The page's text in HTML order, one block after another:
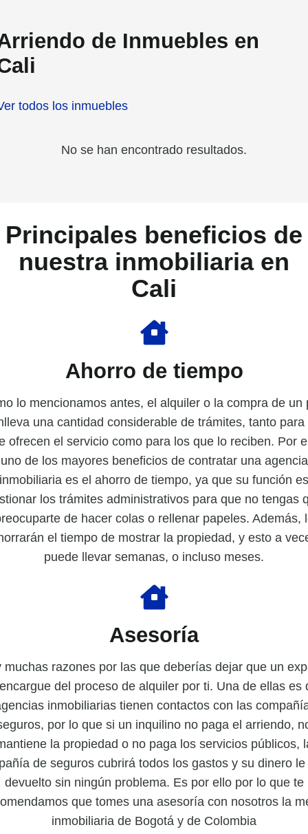
de Inmuebles en
todos los inmuebles
No se han encontrado resultados.
Principales beneficios de
nuestra inmobiliaria en
Cali
Ahorro de tiempo
lo mencionamos antes, el alquiler o la compra de un
una cantidad considerable de trámites, tanto para
ofrecen el servicio como para los que lo reciben. Por
uno de los mayores beneficios de contratar una agencia
inmobiliaria es el ahorro de tiempo, ya que su función es
los trámites administrativos para que no tengas
de hacer colas o rellenar papeles. Además,
el tiempo de mostrar la propiedad, y esto a
puede llevar semanas, o incluso meses.
Asesoría
muchas razones por las que deberías dejar que un
del proceso de alquiler por ti. Una de ellas es
inmobiliarias tienen contactos con las
por lo que si un inquilino no paga el arriendo,
la propiedad o no paga los servicios públicos,
de seguros cubrirá todos los gastos y su dinero le
devuelto sin ningún problema. Es por ello por lo que te
que tomes una asesoría con nosotros la
inmobiliaria de Bogotá y de Colombia